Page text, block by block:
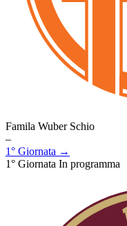
Famila Wuber Schio
–
1° Giornata →
1° Giornata In programma